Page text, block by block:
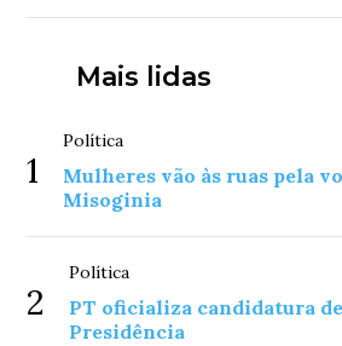
Mais lidas
1
Política
Mulheres vão às ruas pela
Misoginia
2
Política
PT oficializa candidatura
Presidência